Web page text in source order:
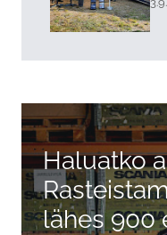
Haluatko
lähes 900